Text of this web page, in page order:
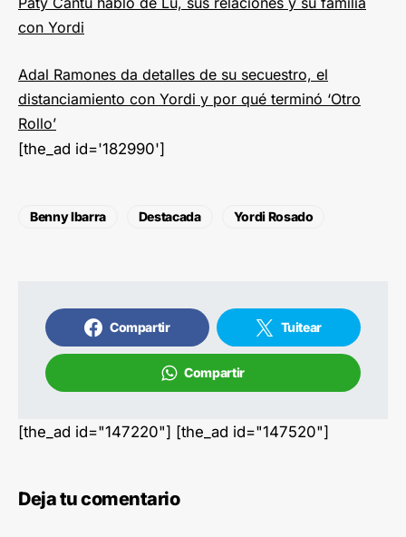
con Yordi
Adal Ramones da detalles de su secuestro, el
distanciamiento con Yordi y por qué terminó ‘Otro
Rollo’
[the_ad id='182990']
Benny Ibarra Destacada Yordi Rosado
Compartir Tuitear
Compartir
[the_ad id="147220"] [the_ad id="147520"]
Deja tu comentario